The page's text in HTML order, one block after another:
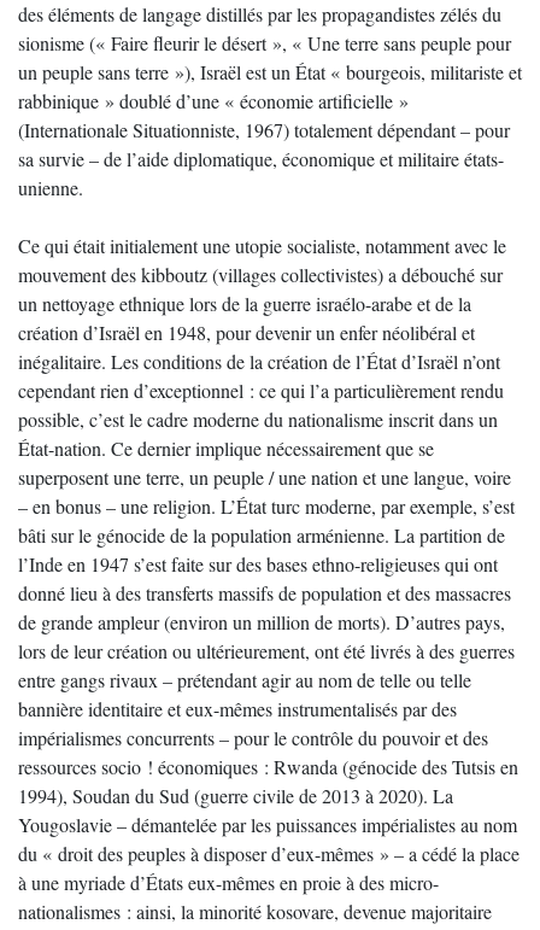
des éléments de langage distillés par les propagandistes zélés du
sionisme (« Faire fleurir le désert », « Une terre sans peuple pour
un peuple sans terre »), Israël est un État « bourgeois, militariste et
rabbinique » doublé d’une « économie artificielle »
(Internationale Situationniste, 1967) totalement dépendant – pour
sa survie – de l’aide diplomatique, économique et militaire états-
unienne.
Ce qui était initialement une utopie socialiste, notamment avec le
mouvement des kibboutz (villages collectivistes) a débouché sur
un nettoyage ethnique lors de la guerre israélo-arabe et de la
création d’Israël en 1948, pour devenir un enfer néolibéral et
inégalitaire. Les conditions de la création de l’État d’Israël n’ont
cependant rien d’exceptionnel : ce qui l’a particulièrement rendu
possible, c’est le cadre moderne du nationalisme inscrit dans un
État-nation. Ce dernier implique nécessairement que se
superposent une terre, un peuple / une nation et une langue, voire
– en bonus – une religion. L’État turc moderne, par exemple, s’est
bâti sur le génocide de la population arménienne. La partition de
l’Inde en 1947 s’est faite sur des bases ethno-religieuses qui ont
donné lieu à des transferts massifs de population et des massacres
de grande ampleur (environ un million de morts). D’autres pays,
lors de leur création ou ultérieurement, ont été livrés à des guerres
entre gangs rivaux – prétendant agir au nom de telle ou telle
bannière identitaire et eux-mêmes instrumentalisés par des
impérialismes concurrents – pour le contrôle du pouvoir et des
ressources socio ! économiques : Rwanda (génocide des Tutsis en
1994), Soudan du Sud (guerre civile de 2013 à 2020). La
Yougoslavie – démantelée par les puissances impérialistes au nom
du « droit des peuples à disposer d’eux-mêmes » – a cédé la place
à une myriade d’États eux-mêmes en proie à des micro-
nationalismes : ainsi, la minorité kosovare, devenue majoritaire